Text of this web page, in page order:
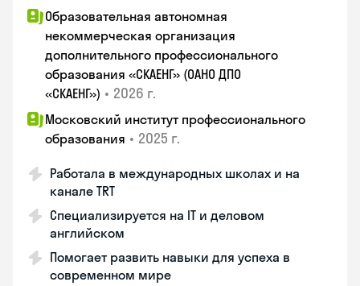
Образовательная автономная
некоммерческая организация
дополнительного профессионального
образования «СКАЕНГ» (ОАНО ДПО
«СКАЕНГ») • 2026 г.
Московский институт профессионального
образования • 2025 г.
Работала в международных школах и на
канале TRT
Специализируется на IT и деловом
английском
Помогает развить навыки для успеха в
современном мире